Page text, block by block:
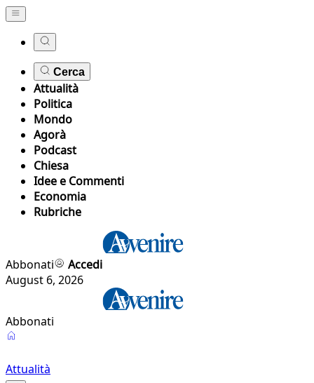
Cerca
Attualità
Politica
Mondo
Agorà
Podcast
Chiesa
Idee e Commenti
Economia
Rubriche
Abbonati
Accedi
August 6, 2026
Abbonati
Attualità